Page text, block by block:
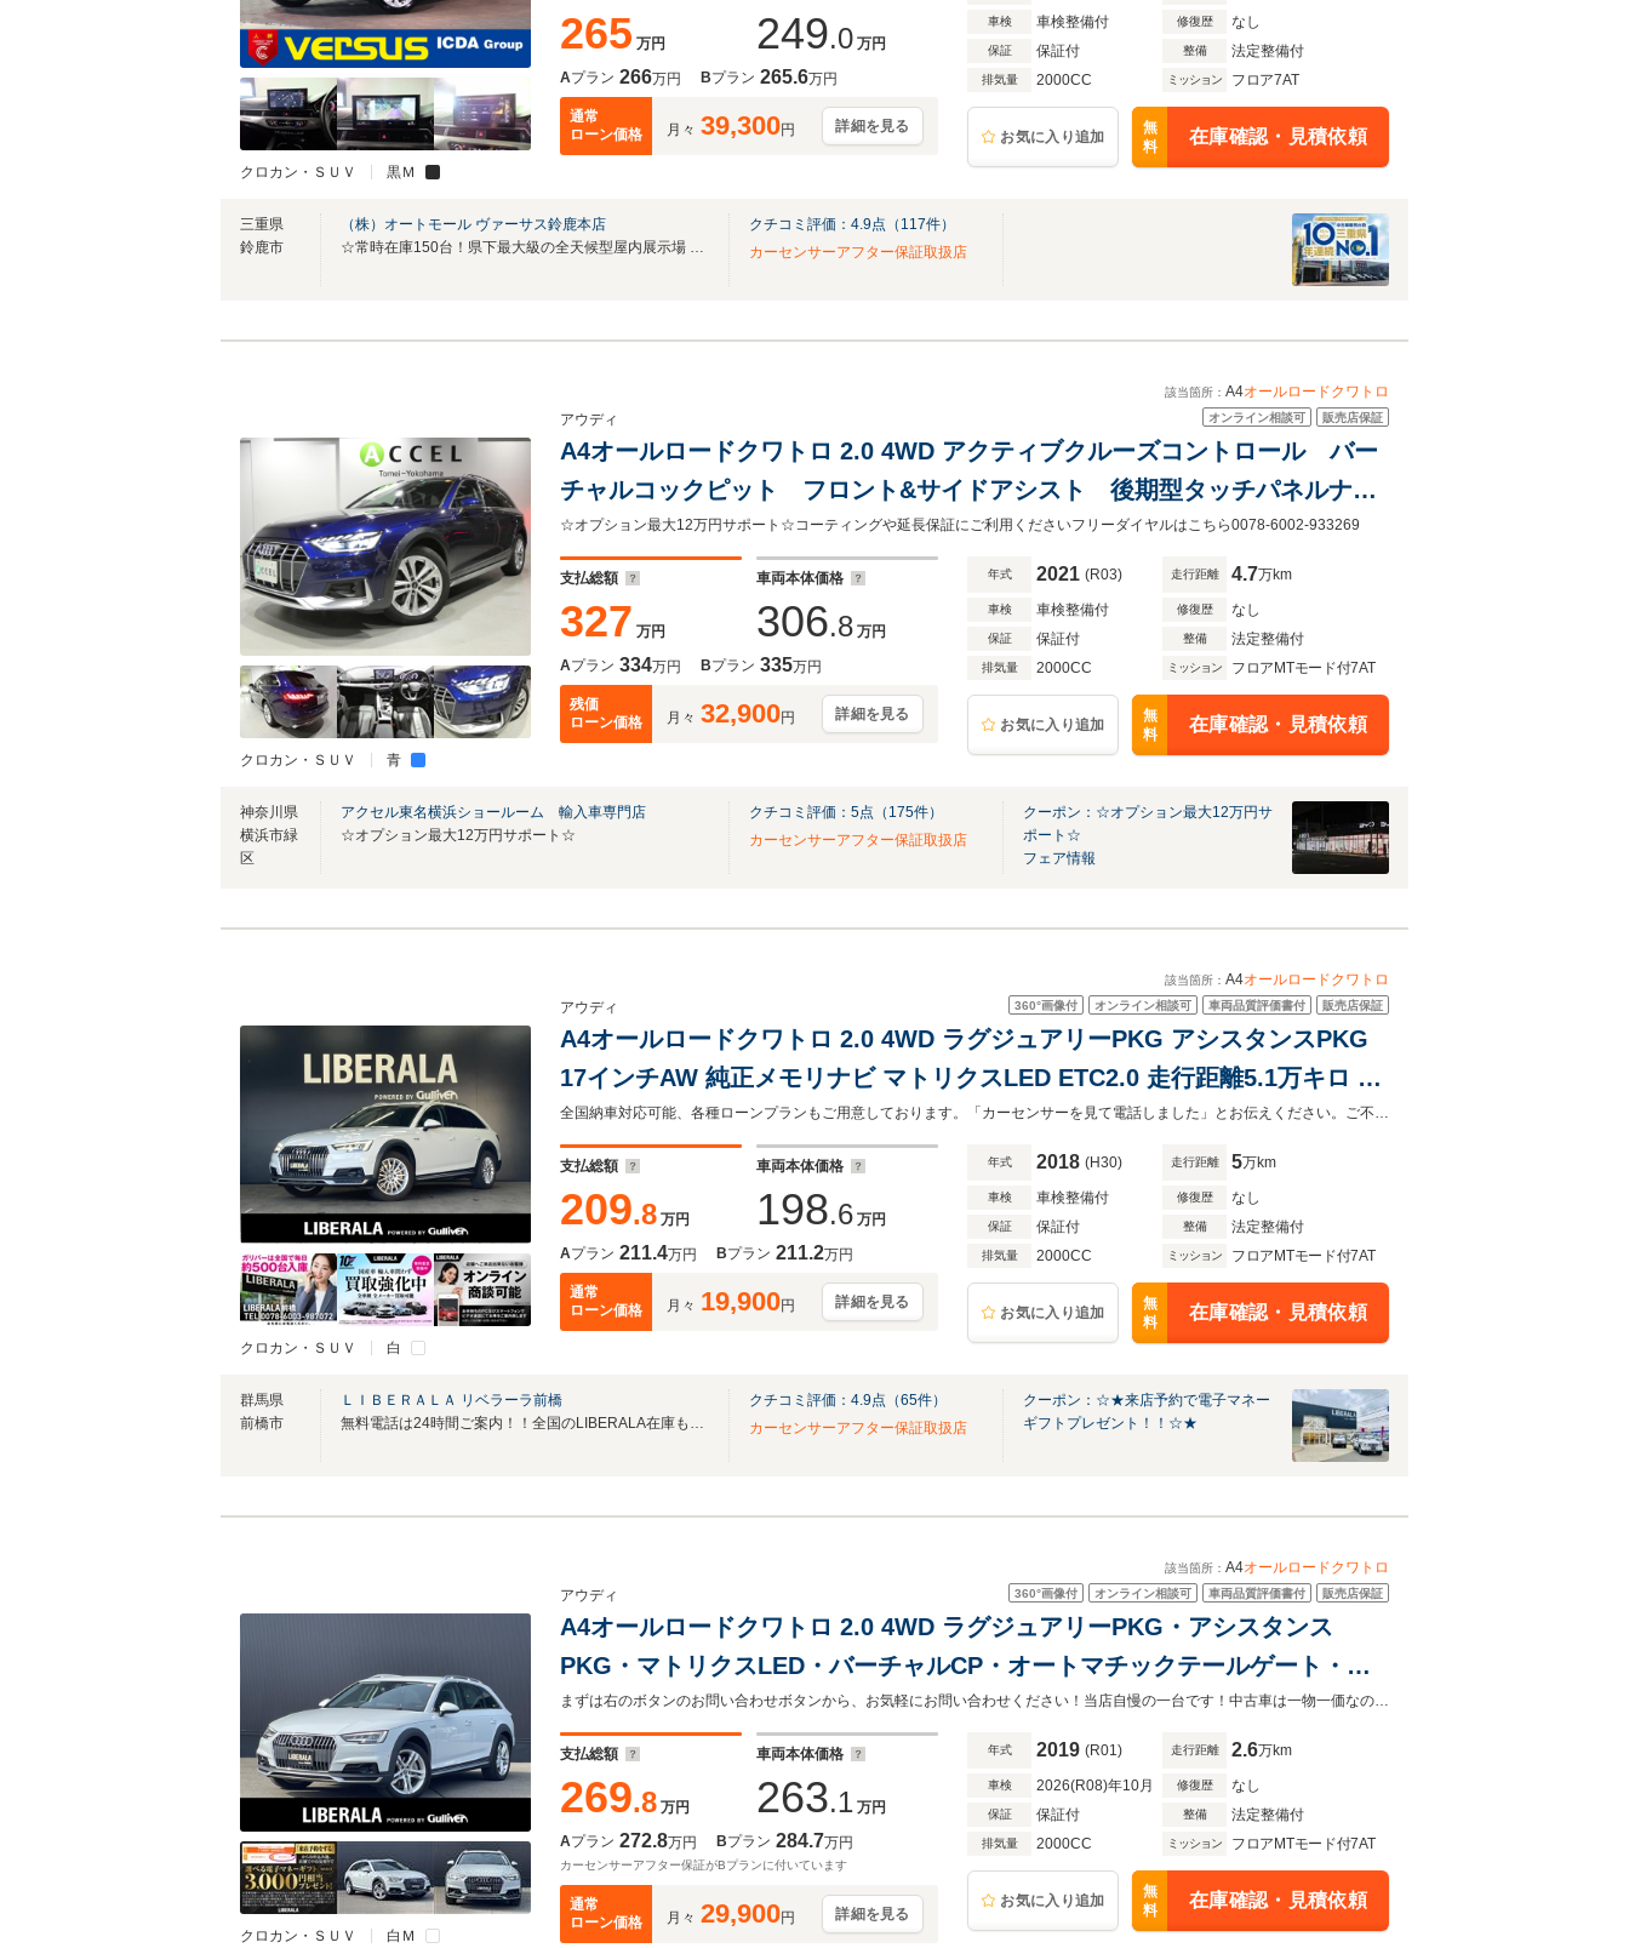
クロカン・ＳＵＶ 黒Ｍ
265 万円 249.0 万円
Aプラン 266万円 Bプラン 265.6万円
通常
ローン価格
月々 39,300円 詳細を見る
車検 車検整備付 修復歴 なし
保証 保証付 整備 法定整備付
排気量 2000CC ミッション フロア7AT
お気に入り追加
無
料
在庫確認・見積依頼
三重県
鈴鹿市
（株）オートモール ヴァーサス鈴鹿本店
☆常時在庫150台！県下最大級の全天候型屋内展示場 ヴァーサス鈴鹿本店！
クチコミ評価： 4.9点（ 117件）
カーセンサーアフター保証取扱店
該当箇所： A4オールロードクワトロ
クロカン・ＳＵＶ 青
オンライン相談可 販売店保証
アウディ
A4オールロードクワトロ 2.0 4WD アクティブクルーズコントロール バー
チャルコックピット フロント&サイドアシスト 後期型タッチパネルナビ
TV サラウンドカメラ ブラックレザーシート全席シートヒーター LEDヘ
ッドライト スマートキー
☆オプション最大12万円サポート☆コーティングや延長保証にご利用くださいフリーダイヤルはこちら0078-6002-933269
支払総額
327 万円
車両本体価格
306.8 万円
Aプラン 334万円 Bプラン 335万円
残価
ローン価格
月々 32,900円 詳細を見る
年式 2021 (R03) 走行距離 4.7万km
車検 車検整備付 修復歴 なし
保証 保証付 整備 法定整備付
排気量 2000CC ミッション フロアMTモード付7AT
お気に入り追加
無
料
在庫確認・見積依頼
神奈川県
横浜市緑
区
アクセル東名横浜ショールーム 輸入車専門店
☆オプション最大12万円サポート☆
クチコミ評価： 5点（ 175件）
カーセンサーアフター保証取扱店
クーポン：☆オプション最大12万円サ
ポート☆
フェア情報
該当箇所： A4オールロードクワトロ
クロカン・ＳＵＶ 白
360°画像付 オンライン相談可 車両品質評価書付 販売店保証
アウディ
A4オールロードクワトロ 2.0 4WD ラグジュアリーPKG アシスタンスPKG
17インチAW 純正メモリナビ マトリクスLED ETC2.0 走行距離5.1万キロ ス
マートキー ACC パワーシート フルセグTV 全方位カメラ 禁煙車 アイドリン
グストップ
全国納車対応可能、各種ローンプランもご用意しております。「カーセンサーを見て電話しました」とお伝えください。ご不明点等は店舗までご連絡ください。
支払総額
209.8 万円
車両本体価格
198.6 万円
Aプラン 211.4万円 Bプラン 211.2万円
通常
ローン価格
月々 19,900円 詳細を見る
年式 2018 (H30) 走行距離 5万km
車検 車検整備付 修復歴 なし
保証 保証付 整備 法定整備付
排気量 2000CC ミッション フロアMTモード付7AT
お気に入り追加
無
料
在庫確認・見積依頼
群馬県
前橋市
ＬＩＢＥＲＡＬＡ リベラーラ前橋
無料電話は24時間ご案内！！全国のLIBERALA在庫も見たい方は一括照会が可能です！
クチコミ評価： 4.9点（65件）
カーセンサーアフター保証取扱店
クーポン：☆★来店予約で電子マネー
ギフトプレゼント！！☆★
該当箇所： A4オールロードクワトロ
クロカン・ＳＵＶ 白Ｍ
360°画像付 オンライン相談可 車両品質評価書付 販売店保証
アウディ
A4オールロードクワトロ 2.0 4WD ラグジュアリーPKG・アシスタンス
PKG・マトリクスLED・バーチャルCP・オートマチックテールゲート・
ACC・社外ドラレコ前後・ETC2.0・AppleCarPlay/AndroidAuto
まずは右のボタンのお問い合わせボタンから、お気軽にお問い合わせください！当店自慢の一台です！中古車は一物一価なので、早い者勝ちです。お早目のご検討をおすすめいたします！
支払総額
269.8 万円
車両本体価格
263.1 万円
Aプラン 272.8万円 Bプラン 284.7万円
カーセンサーアフター保証がBプランに付いています
通常
ローン価格
月々 29,900円 詳細を見る
年式 2019 (R01) 走行距離 2.6万km
車検 2026(R08)年10月 修復歴 なし
保証 保証付 整備 法定整備付
排気量 2000CC ミッション フロアMTモード付7AT
お気に入り追加
無
料
在庫確認・見積依頼